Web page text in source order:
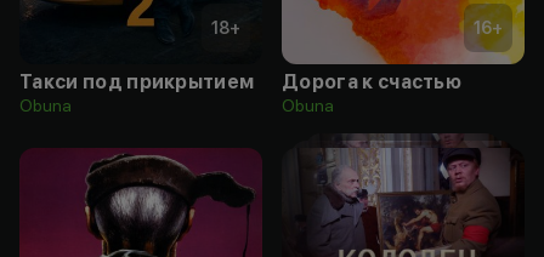
18+
Такси под прикрытием
Obuna
16+
Дорога к счастью
Obuna